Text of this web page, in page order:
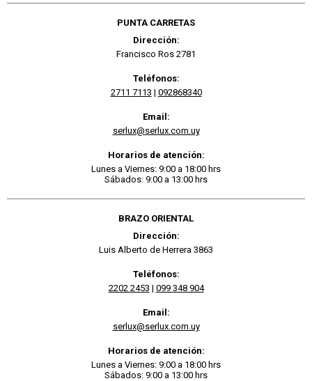
PUNTA CARRETAS
Dirección:
Francisco Ros 2781
Teléfonos:
2711 7113 | 092868340
Email:
serlux@serlux.com.uy
Horarios de atención:
Lunes a Viernes: 9:00 a 18:00 hrs
Sábados: 9:00 a 13:00 hrs
BRAZO ORIENTAL
Dirección:
Luis Alberto de Herrera 3863
Teléfonos:
2202 2453 | 099 348 904
Email:
serlux@serlux.com.uy
Horarios de atención:
Lunes a Viernes: 9:00 a 18:00 hrs
Sábados: 9:00 a 13:00 hrs